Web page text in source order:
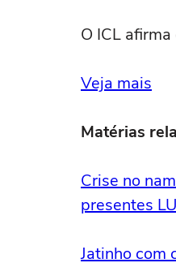
O ICL
Veja mais
Matérias
Crise no
presentes
Jatinho com